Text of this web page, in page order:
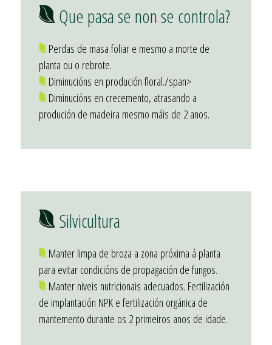
Que pasa se non se controla?
Perdas de masa foliar e mesmo a morte de
planta ou o rebrote.
Diminucións en produción floral./span>
Diminucións en crecemento, atrasando a
produción de madeira mesmo máis de 2 anos.
Silvicultura
Manter limpa de broza a zona próxima á planta
para evitar condicións de propagación de fungos.
Manter niveis nutricionais adecuados. Fertilización
de implantación NPK e fertilización orgánica de
mantemento durante os 2 primeiros anos de idade.